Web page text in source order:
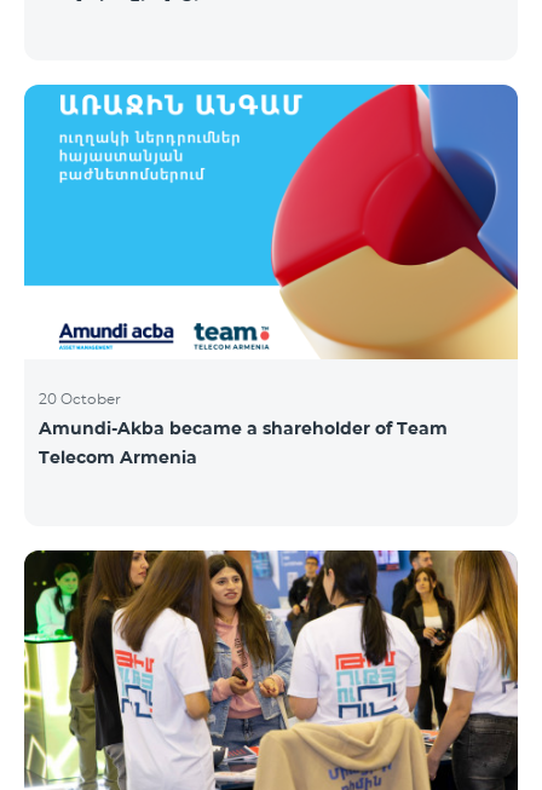
20 October
Amundi-Akba became a shareholder of Team
Telecom Armenia